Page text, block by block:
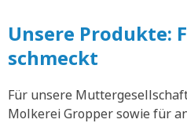
Unsere Produkte:
schmeckt
Für unsere
Molkerei Gropper sowie für